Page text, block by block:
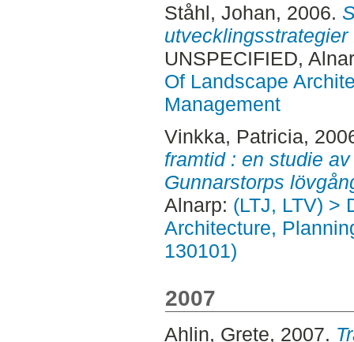
Ståhl, Johan, 2006.
UNSPECIFIED,
Of Landscape
Management
Vinkka, Patricia,
framtid : en studie
Gunnarstorps
Alnarp: (LTJ, LTV) >
Architecture,
130101)
2007
Ahlin, Grete, 2007.